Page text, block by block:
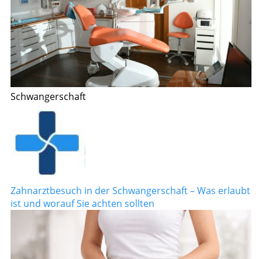
Schwangerschaft
Zahnarztbesuch in der Schwangerschaft – Was erlaubt
ist und worauf Sie achten sollten